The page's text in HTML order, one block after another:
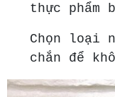
thực phẩm
Chọn loại
chắn để